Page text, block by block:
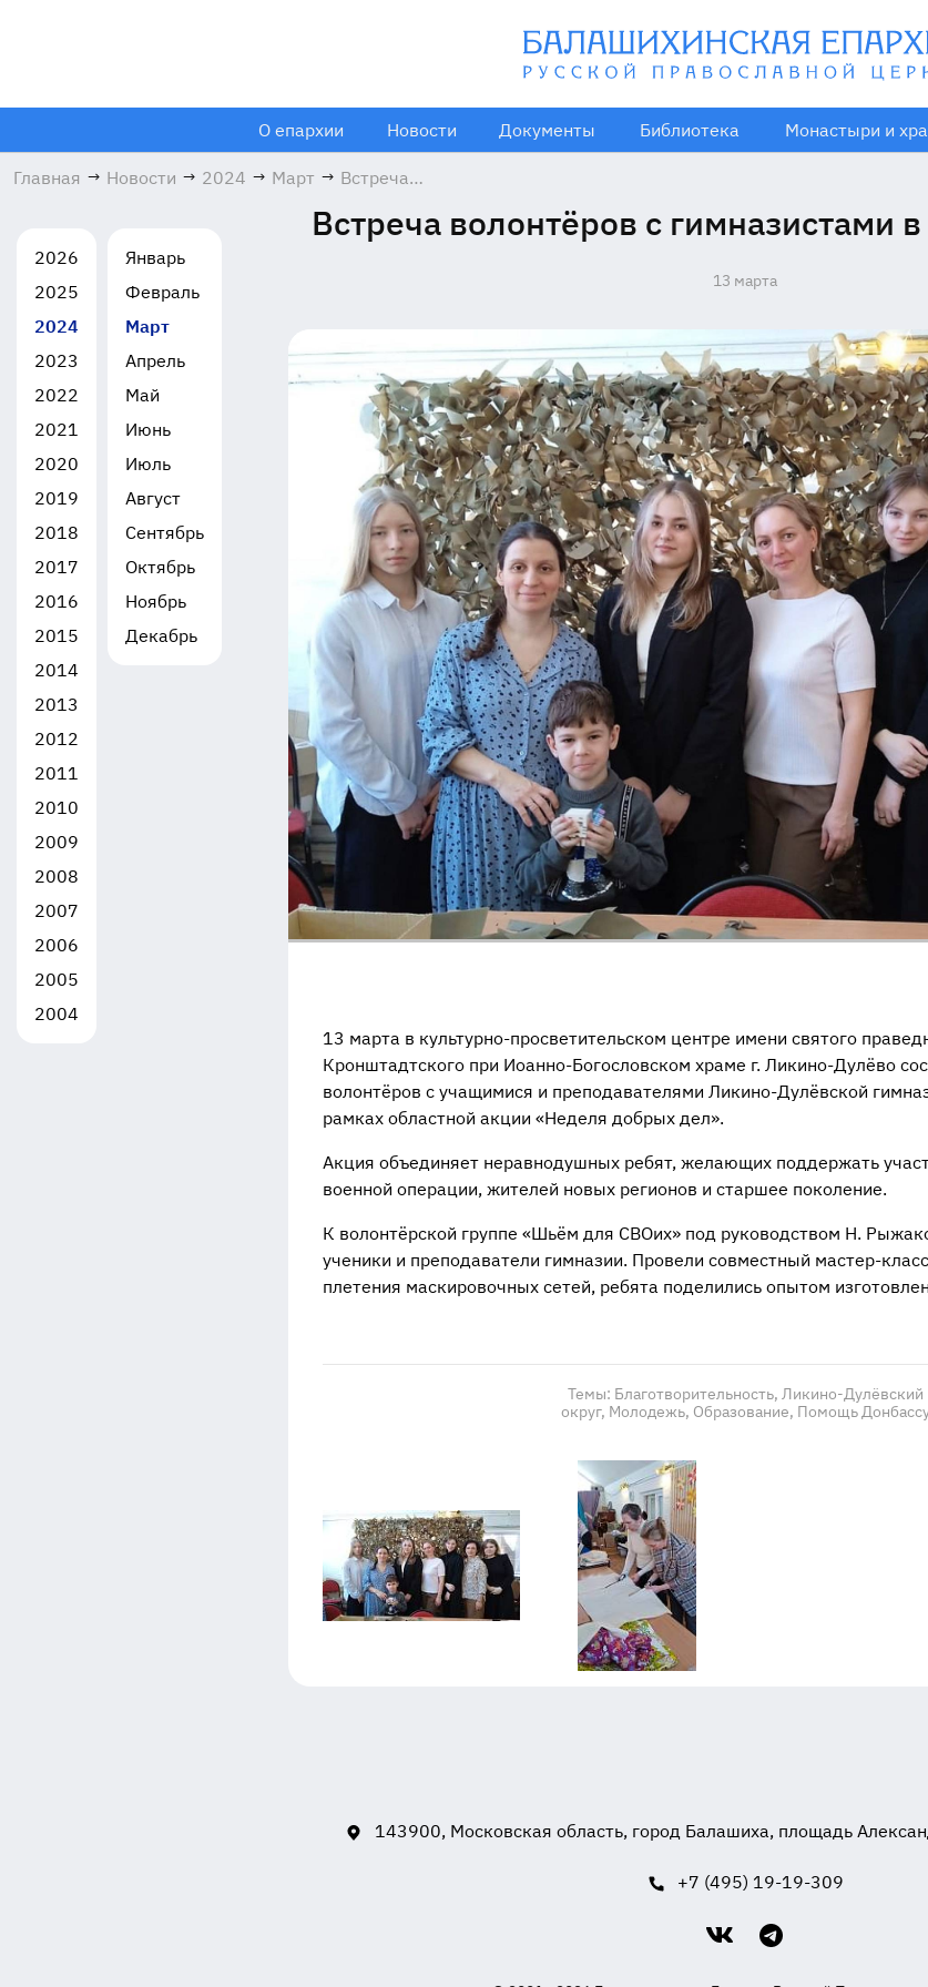
О епархии Новости Документы Библиотека Монастыри и
Главная → Новости → 2024 → Март → Встреча
гимназистами в
Ликино-Дулёве
2026
2025
2024
2023
2022
2021
2020
2019
2018
2017
2016
2015
2014
2013
2012
2011
2010
2009
2008
2007
2006
2005
2004
Январь
Февраль
Март
Апрель
Май
Июнь
Июль
Август
Сентябрь
Октябрь
Ноябрь
Декабрь
Встреча волонтёров с гимназистами
13 марта
13 марта в культурно-просветительском центре имени святого
Кронштадтского при Иоанно-Богословском храме г. Ликино-Дулёво
волонтёров с учащимися и преподавателями Ликино-Дулёвской
рамках областной акции «Неделя добрых дел».
Акция объединяет неравнодушных ребят, желающих поддержать
военной операции, жителей новых регионов и старшее поколение.
К волонтёрской группе «Шьём для СВОих» под руководством Н.
ученики и преподаватели гимназии. Провели совместный мастер-
плетения маскировочных сетей, ребята поделились опытом
Темы: Благотворительность, Ликино-Дулёвский
округ, Молодежь, Образование, Помощь
143900, Московская область, город Балашиха, площадь
+7 (495) 19-19-309